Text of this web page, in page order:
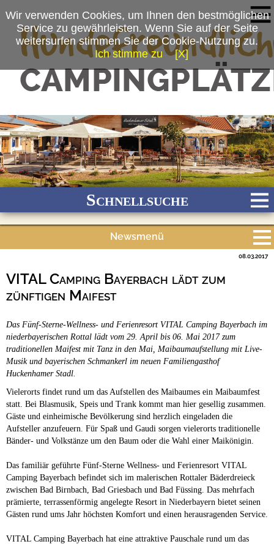
(c) Vital Camping BayerbachSchnellsuche
Stadtnah
Ganzjährig geöffnet
Newsmenü
Campingplätze
Touristik
VITAL Camping Bayerbach lädt zum
zünftigen Maifest
08.03.2017
Das Fünf-Sterne-Wellness- und Ferienresort VITAL Camping Bayerbach im
niederbayerischen Rottal lädt vom 29. April bis 06. Mai 2017 zum
traditionellen Maifest mit Tanz in den Mai, Maibaumaufstellung mit Live-
Musik und bayerischen Schmankerl im neuen Familiengasthof
Huckenhamer Stadl.
Vielerorts findet rund um das Aufstellen des Maibaumes ein Maibaumfest
statt. Bei Blasmusik, Speis und Trank kommt man hier gesellig zusammen.
Gäste und einheimische Bevölkerung sind herzlich eingeladen die
Aufsteller anzufeuern. Für Spaß und Gaudi sorgen vielerorts traditionelle
Bänder- und Volkstänze um den Baum oder die Wahl einer Maikönigin.
Das familiär geführte Fünf-Sterne Wellness- und Ferienresort VITAL
Camping Bayerbach befindet sich im malerischen Rottaler Bäderdreieck
zwischen Bad Birnbach, Bad Griesbach und Bad Füssing. Das mehrfach
prämierte, terrassenförmig angelegte Resort in Niederbayern bietet seinen
Gästen rund ums Jahr höchsten Komfort und einen herausragenden Service.
VITAL Camping Bayerbach hat eine attraktive Pauschale rund um das
Wir verwenden Cookies, um Ihnen den bestmöglichen
Service zu gewährleisten. Wenn Sie auf der Seite
weitersurfen stimmen Sie der Cookie-Nutzung zu.
Ich stimme zu
[X]